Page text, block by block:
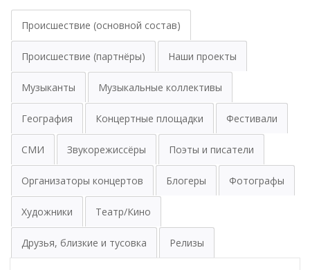
Происшествие (основной состав)
Происшествие (партнёры) Наши проекты
Музыканты Музыкальные коллективы
География Концертные площадки Фестивали
СМИ Звукорежиссёры Поэты и писатели
Организаторы концертов Блогеры Фотографы
Художники Театр/Кино
Друзья, близкие и тусовка Релизы